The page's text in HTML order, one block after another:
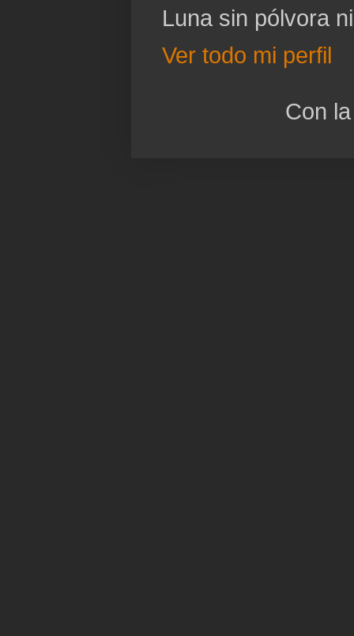
Luna sin pólvora
Ver todo mi perfil
Con